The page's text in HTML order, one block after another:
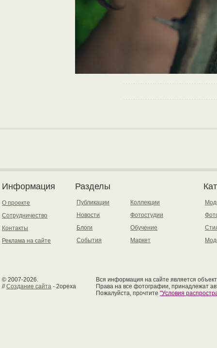
Информация
О проекте
Сотрудничество
Контакты
Реклама на сайте
Разделы
Публикации
Новости
Блоги
События
Коллекции
Фотостудии
Обучение
Маркет
© 2007-2026.
//Создание сайта - 2opexa
Вся информация на сайте является
Права на все фотографии, принадлежат
Пожалуйста, прочтите "Условия